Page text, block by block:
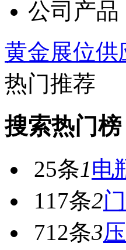
公司产品
黄金展位供
热门推荐
搜索热门榜
25条1电
117条2
712条3